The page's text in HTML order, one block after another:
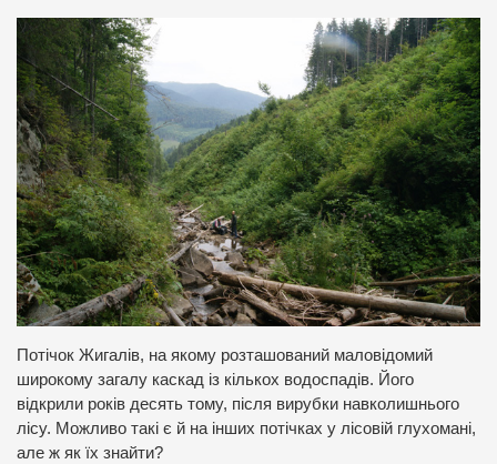
Потічок Жигалів, на якому розташований маловідомий
широкому загалу каскад із кількох водоспадів. Його
відкрили років десять тому, після вирубки навколишнього
лісу. Можливо такі є й на інших потічках у лісовій глухомані,
але ж як їх знайти?